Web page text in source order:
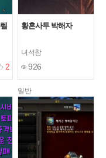
2
황혼사투 박해자
녀석참
926
일반